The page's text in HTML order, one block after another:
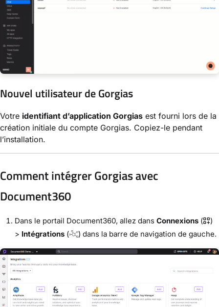
Nouvel utilisateur de Gorgias
Votre identifiant d’application Gorgias est fourni lors de la
création initiale du compte Gorgias. Copiez-le pendant
l’installation.
Comment intégrer Gorgias avec
Document360
Dans le portail Document360, allez dans Connexions (
)
> Intégrations ( ) dans la barre de navigation de gauche.